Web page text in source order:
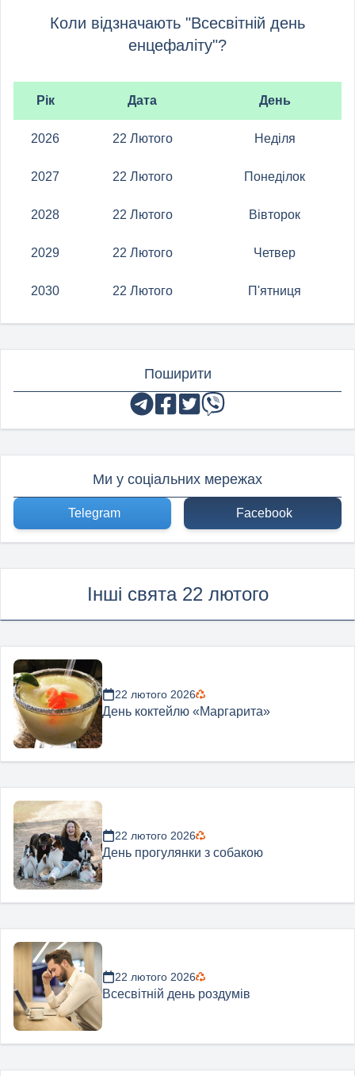
Коли відзначають "Всесвітній день
енцефаліту"?
Рік Дата День
2026 22 Лютого Неділя
2027 22 Лютого Понеділок
2028 22 Лютого Вівторок
2029 22 Лютого Четвер
2030 22 Лютого П'ятниця
Поширити
Ми у соціальних мережах
Telegram Facebook
Інші свята 22 лютого
22 лютого 2026
День коктейлю «Маргарита»
22 лютого 2026
День прогулянки з собакою
22 лютого 2026
Всесвітній день роздумів